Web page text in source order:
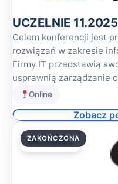
UCZELNIE 11.2025
Celem konferencji jest
rozwiązań w zakresie
Firmy IT przedstawią
usprawnią zarządzanie
Online
Zobacz
06.11.2025
ZAKOŃCZONA